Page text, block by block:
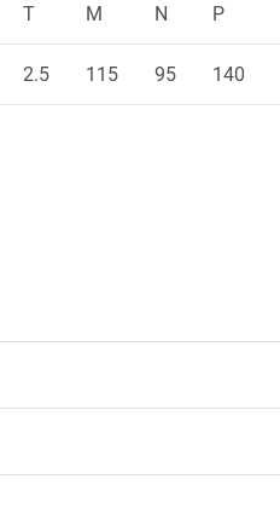
T M N P
2.5 115 95 140